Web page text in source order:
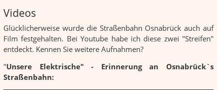
Videos
Glücklicherweise wurde die Straßenbahn Osnabrück auch auf
Film festgehalten. Bei Youtube habe ich diese zwei "Streifen"
entdeckt. Kennen Sie weitere Aufnahmen?
"Unsere Elektrische" - Erinnerung an Osnabrück`s
Straßenbahn: